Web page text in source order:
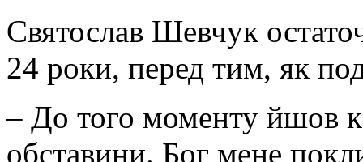
Святослав Шевчук
24 роки, перед тим, як
– До того моменту йшов
обставини. Бог мене